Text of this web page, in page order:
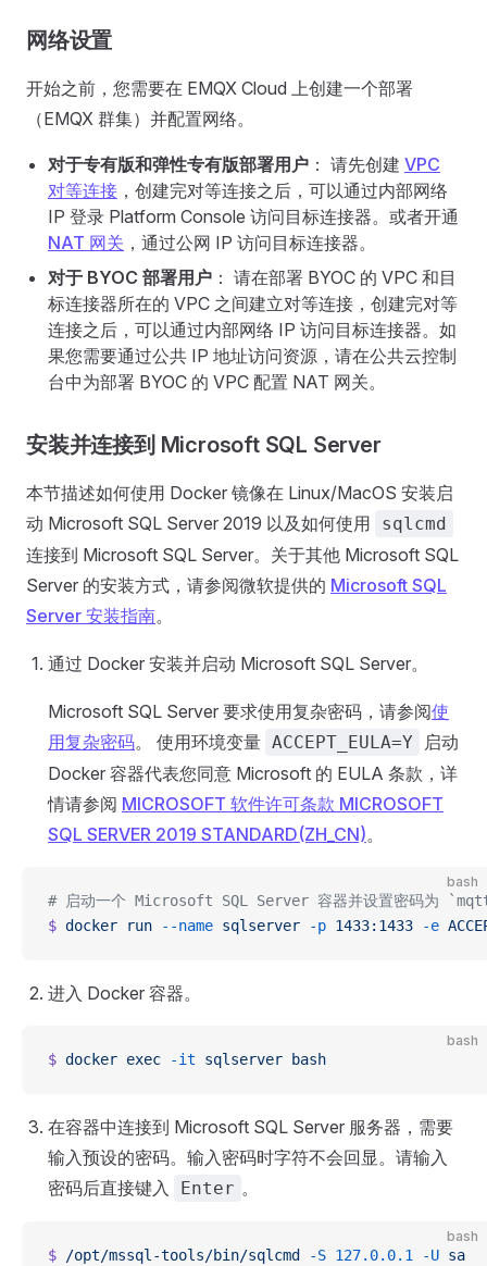
网络设置
开始之前，您需要在 EMQX Cloud 上创建一个部署
（EMQX 群集）并配置网络。
对于专有版和弹性专有版部署用户 ： 请先创建 VPC
对等连接 ，创建完对等连接之后，可以通过内部网络
IP 登录 Platform Console 访问目标连接器。或者开通
NAT 网关 ，通过公网 IP 访问目标连接器。
对于 BYOC 部署用户 ： 请在部署 BYOC 的 VPC 和目
标连接器所在的 VPC 之间建立对等连接，创建完对等
连接之后，可以通过内部网络 IP 访问目标连接器。如
果您需要通过公共 IP 地址访问资源，请在公共云控制
台中为部署 BYOC 的 VPC 配置 NAT 网关。
安装并连接到 Microsoft SQL Server
本节描述如何使用 Docker 镜像在 Linux/MacOS 安装启
动 Microsoft SQL Server 2019 以及如何使用
sqlcmd
连接到 Microsoft SQL Server。关于其他 Microsoft SQL
Server 的安装方式，请参阅微软提供的 Microsoft SQL
Server 安装指南。
通过 Docker 安装并启动 Microsoft SQL Server。
Microsoft SQL Server 要求使用复杂密码，请参阅使
用复杂密码。 使用环境变量 ACCEPT_EULA=Y
启动
Docker 容器代表您同意 Microsoft 的 EULA 条款，详
情请参阅 MICROSOFT 软件许可条款 MICROSOFT
SQL SERVER 2019 STANDARD(ZH_CN)。
bash
# 启动一个 Microsoft SQL Server 容器并设置密码为
$ docker run --name sqlserver -p 1433:1433 -e
进入 Docker 容器。
bash
$ docker exec -it sqlserver bash
在容器中连接到 Microsoft SQL Server 服务器，需要
输入预设的密码。输入密码时字符不会回显。请输入
密码后直接键入
Enter 。
bash
$ /opt/mssql-tools/bin/sqlcmd -S 127.0.0.1 -U sa